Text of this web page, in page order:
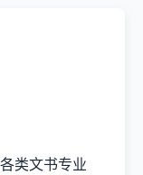
类文书专业